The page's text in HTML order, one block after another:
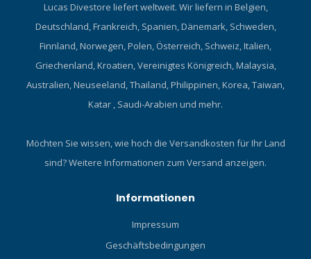
Lucas Divestore liefert weltweit. Wir liefern in Belgien,
Deutschland, Frankreich, Spanien, Dänemark, Schweden,
Finnland, Norwegen, Polen, Österreich, Schweiz, Italien,
Griechenland, Kroatien, Vereinigtes Königreich, Malaysia,
Australien, Neuseeland, Thailand, Philippinen, Korea, Taiwan,
Katar , Saudi-Arabien und mehr.
Möchten Sie wissen, wie hoch die Versandkosten für Ihr Land
sind?Weitere Informationen zum Versand anzeigen.
Informationen
Impressum
Geschäftsbedingungen